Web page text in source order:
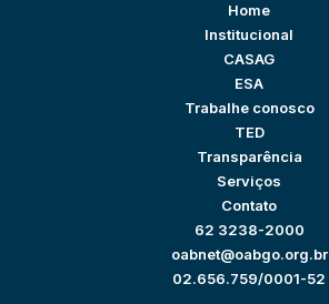
Home
Institucional
CASAG
ESA
Trabalhe conosco
TED
Transparência
Serviços
Contato
62 3238-2000
oabnet@oabgo.org.br
02.656.759/0001-52